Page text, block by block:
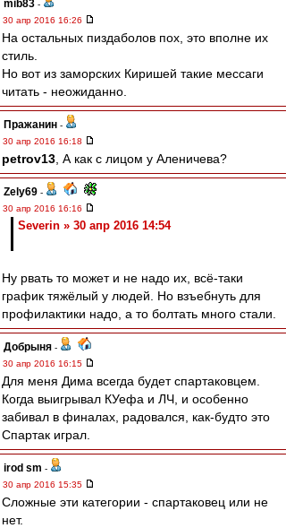
mib83 -
30 апр 2016 16:26
На остальных пиздаболов пох, это вполне их
стиль.
Но вот из заморских Киришей такие мессаги
читать - неожиданно.
Пражанин -
30 апр 2016 16:18
petrov13 , А как с лицом у Аленичева?
Zely69 -
30 апр 2016 16:16
Severin » 30 апр 2016 14:54
Ну рвать то может и не надо их, всё-таки
график тяжёлый у людей. Но взъебнуть для
профилактики надо, а то болтать много стали.
Добрыня -
30 апр 2016 16:15
Для меня Дима всегда будет спартаковцем.
Когда выигрывал КУефа и ЛЧ, и особенно
забивал в финалах, радовался, как-будто это
Спартак играл.
irod sm -
30 апр 2016 15:35
Сложные эти категории - спартаковец или не
нет.